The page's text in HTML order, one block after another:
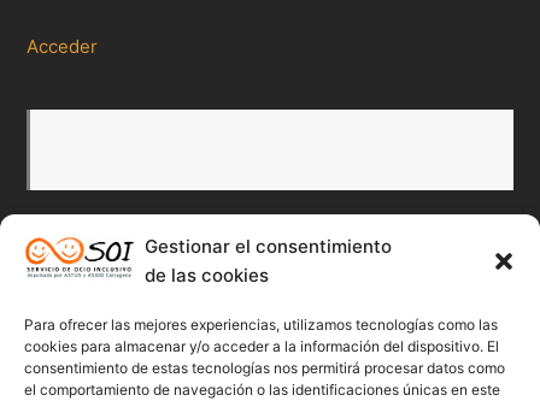
Gestionar el consentimiento
de las cookies
Para ofrecer las mejores experiencias, utilizamos tecnologías como las
cookies para almacenar y/o acceder a la información del dispositivo. El
consentimiento de estas tecnologías nos permitirá procesar datos como
el comportamiento de navegación o las identificaciones únicas en este
Acceder
Redes Sociales
Twitter
Facebook